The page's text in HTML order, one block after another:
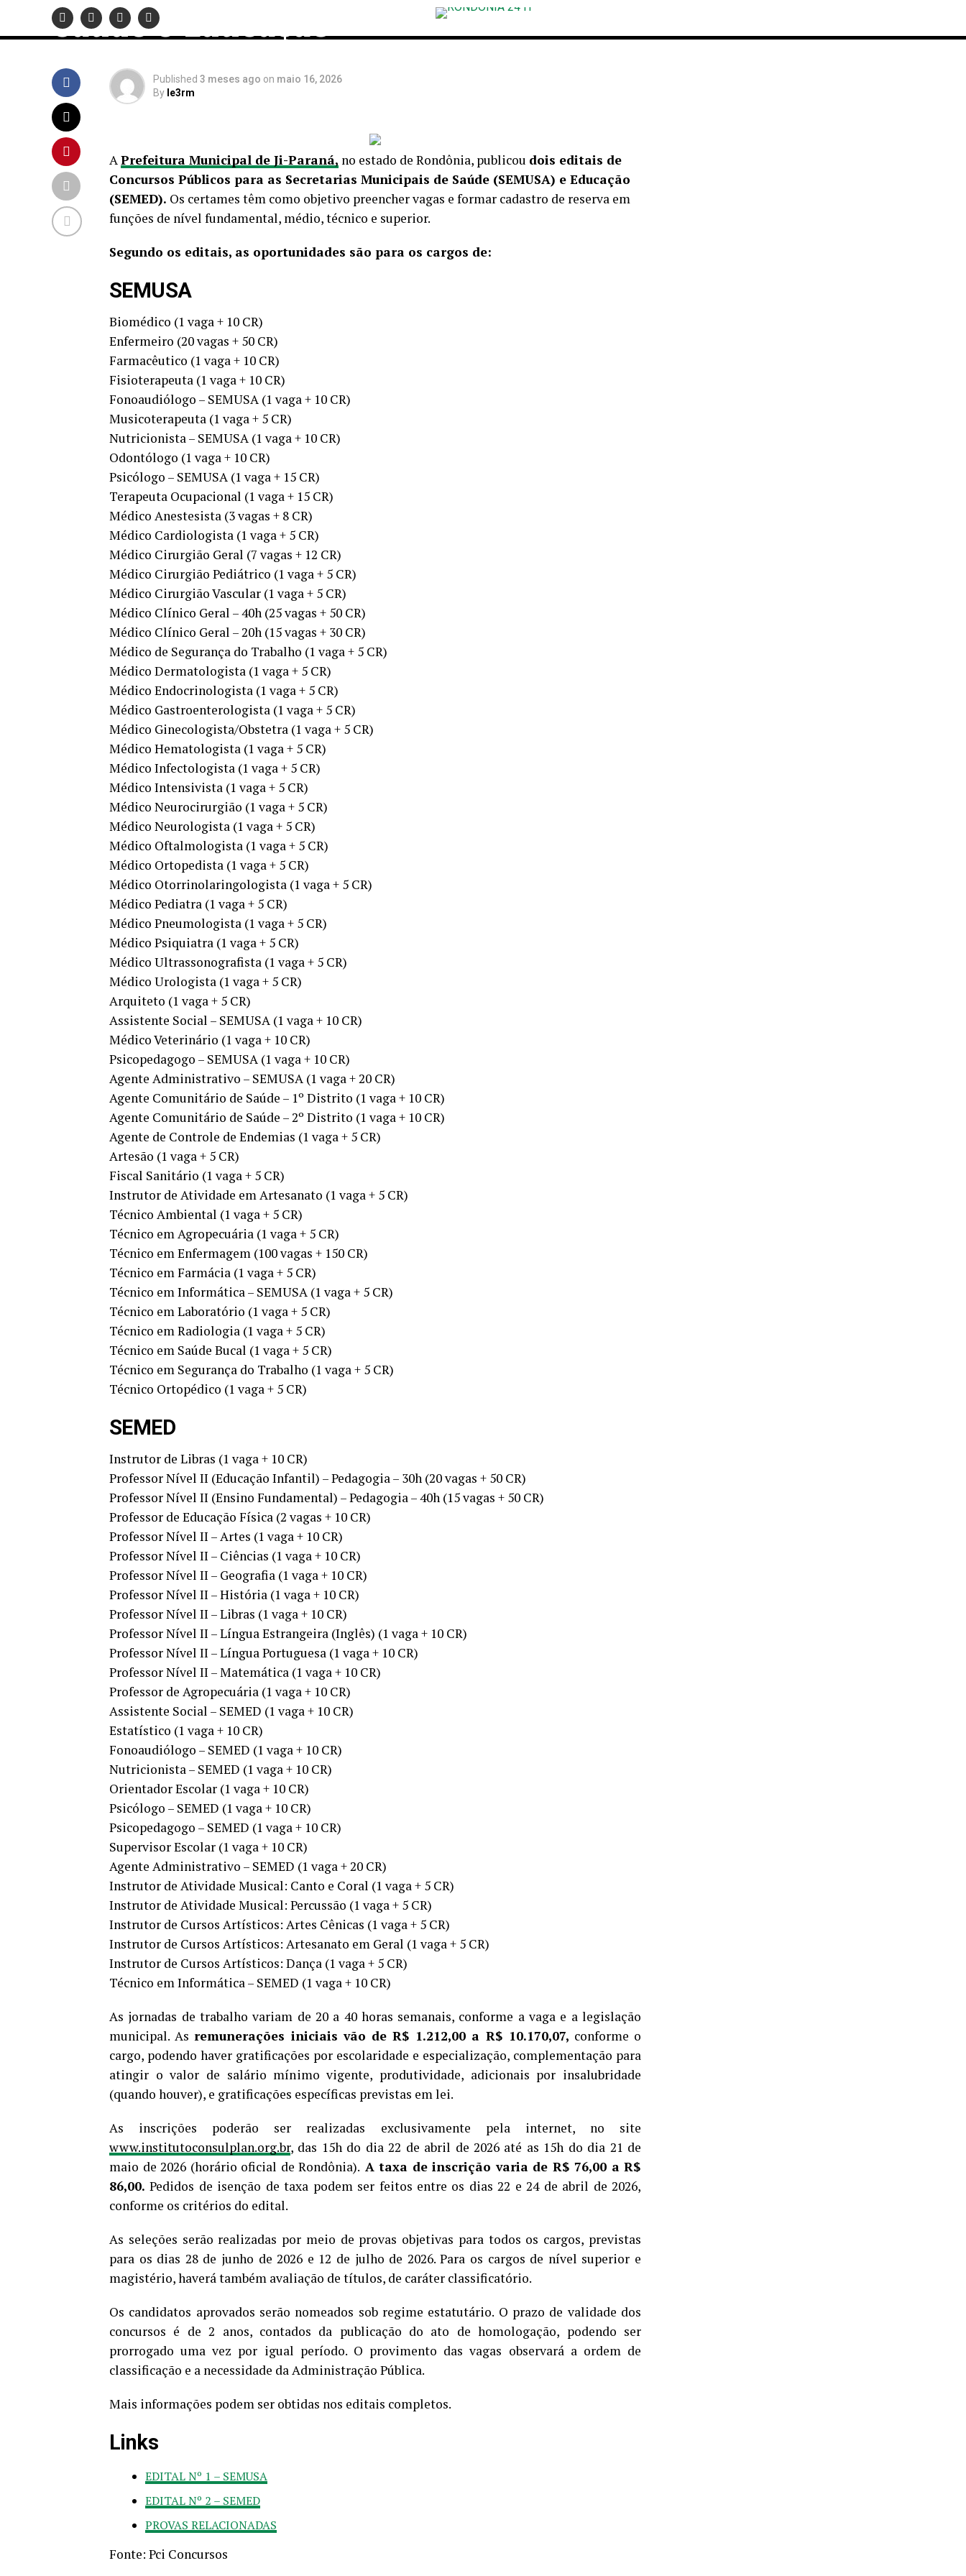
Saúde e Educação
Published 3 meses ago on maio 16, 2026
By le3rm
APrefeitura Municipal de Ji-Paraná, no estado de Rondônia, publicou dois editais de
Concursos Públicos para as Secretarias Municipais de Saúde (SEMUSA) e Educação
(SEMED). Os certames têm como objetivo preencher vagas e formar cadastro de reserva em
funções de nível fundamental, médio, técnico e superior.
Segundo os editais, as oportunidades são para os cargos de:
SEMUSA
Biomédico (1 vaga + 10 CR)
Enfermeiro (20 vagas + 50 CR)
Farmacêutico (1 vaga + 10 CR)
Fisioterapeuta (1 vaga + 10 CR)
Fonoaudiólogo – SEMUSA (1 vaga + 10 CR)
Musicoterapeuta (1 vaga + 5 CR)
Nutricionista – SEMUSA (1 vaga + 10 CR)
Odontólogo (1 vaga + 10 CR)
Psicólogo – SEMUSA (1 vaga + 15 CR)
Terapeuta Ocupacional (1 vaga + 15 CR)
Médico Anestesista (3 vagas + 8 CR)
Médico Cardiologista (1 vaga + 5 CR)
Médico Cirurgião Geral (7 vagas + 12 CR)
Médico Cirurgião Pediátrico (1 vaga + 5 CR)
Médico Cirurgião Vascular (1 vaga + 5 CR)
Médico Clínico Geral – 40h (25 vagas + 50 CR)
Médico Clínico Geral – 20h (15 vagas + 30 CR)
Médico de Segurança do Trabalho (1 vaga + 5 CR)
Médico Dermatologista (1 vaga + 5 CR)
Médico Endocrinologista (1 vaga + 5 CR)
Médico Gastroenterologista (1 vaga + 5 CR)
Médico Ginecologista/Obstetra (1 vaga + 5 CR)
Médico Hematologista (1 vaga + 5 CR)
Médico Infectologista (1 vaga + 5 CR)
Médico Intensivista (1 vaga + 5 CR)
Médico Neurocirurgião (1 vaga + 5 CR)
Médico Neurologista (1 vaga + 5 CR)
Médico Oftalmologista (1 vaga + 5 CR)
Médico Ortopedista (1 vaga + 5 CR)
Médico Otorrinolaringologista (1 vaga + 5 CR)
Médico Pediatra (1 vaga + 5 CR)
Médico Pneumologista (1 vaga + 5 CR)
Médico Psiquiatra (1 vaga + 5 CR)
Médico Ultrassonografista (1 vaga + 5 CR)
Médico Urologista (1 vaga + 5 CR)
Arquiteto (1 vaga + 5 CR)
Assistente Social – SEMUSA (1 vaga + 10 CR)
Médico Veterinário (1 vaga + 10 CR)
Psicopedagogo – SEMUSA (1 vaga + 10 CR)
Agente Administrativo – SEMUSA (1 vaga + 20 CR)
Agente Comunitário de Saúde – 1º Distrito (1 vaga + 10 CR)
Agente Comunitário de Saúde – 2º Distrito (1 vaga + 10 CR)
Agente de Controle de Endemias (1 vaga + 5 CR)
Artesão (1 vaga + 5 CR)
Fiscal Sanitário (1 vaga + 5 CR)
Instrutor de Atividade em Artesanato (1 vaga + 5 CR)
Técnico Ambiental (1 vaga + 5 CR)
Técnico em Agropecuária (1 vaga + 5 CR)
Técnico em Enfermagem (100 vagas + 150 CR)
Técnico em Farmácia (1 vaga + 5 CR)
Técnico em Informática – SEMUSA (1 vaga + 5 CR)
Técnico em Laboratório (1 vaga + 5 CR)
Técnico em Radiologia (1 vaga + 5 CR)
Técnico em Saúde Bucal (1 vaga + 5 CR)
Técnico em Segurança do Trabalho (1 vaga + 5 CR)
Técnico Ortopédico (1 vaga + 5 CR)
SEMED
Instrutor de Libras (1 vaga + 10 CR)
Professor Nível II (Educação Infantil) – Pedagogia – 30h (20 vagas + 50 CR)
Professor Nível II (Ensino Fundamental) – Pedagogia – 40h (15 vagas + 50 CR)
Professor de Educação Física (2 vagas + 10 CR)
Professor Nível II – Artes (1 vaga + 10 CR)
Professor Nível II – Ciências (1 vaga + 10 CR)
Professor Nível II – Geografia (1 vaga + 10 CR)
Professor Nível II – História (1 vaga + 10 CR)
Professor Nível II – Libras (1 vaga + 10 CR)
Professor Nível II – Língua Estrangeira (Inglês) (1 vaga + 10 CR)
Professor Nível II – Língua Portuguesa (1 vaga + 10 CR)
Professor Nível II – Matemática (1 vaga + 10 CR)
Professor de Agropecuária (1 vaga + 10 CR)
Assistente Social – SEMED (1 vaga + 10 CR)
Estatístico (1 vaga + 10 CR)
Fonoaudiólogo – SEMED (1 vaga + 10 CR)
Nutricionista – SEMED (1 vaga + 10 CR)
Orientador Escolar (1 vaga + 10 CR)
Psicólogo – SEMED (1 vaga + 10 CR)
Psicopedagogo – SEMED (1 vaga + 10 CR)
Supervisor Escolar (1 vaga + 10 CR)
Agente Administrativo – SEMED (1 vaga + 20 CR)
Instrutor de Atividade Musical: Canto e Coral (1 vaga + 5 CR)
Instrutor de Atividade Musical: Percussão (1 vaga + 5 CR)
Instrutor de Cursos Artísticos: Artes Cênicas (1 vaga + 5 CR)
Instrutor de Cursos Artísticos: Artesanato em Geral (1 vaga + 5 CR)
Instrutor de Cursos Artísticos: Dança (1 vaga + 5 CR)
Técnico em Informática – SEMED (1 vaga + 10 CR)
As jornadas de trabalho variam de 20 a 40 horas semanais, conforme a vaga e a legislação
municipal. Asremunerações iniciais vão de R$ 1.212,00 a R$ 10.170,07, conforme o
cargo, podendo haver gratificações por escolaridade e especialização, complementação para
atingir o valor de salário mínimo vigente, produtividade, adicionais por insalubridade
(quando houver), e gratificações específicas previstas em lei.
As inscrições poderão ser realizadas exclusivamente pela internet, no site
www.institutoconsulplan.org.br, das 15h do dia 22 de abril de 2026 até as 15h do dia 21 de
maio de 2026 (horário oficial de Rondônia). A taxa de inscrição varia de R$ 76,00 a R$
86,00. Pedidos de isenção de taxa podem ser feitos entre os dias 22 e 24 de abril de 2026,
conforme os critérios do edital.
As seleções serão realizadas por meio de provas objetivas para todos os cargos, previstas
para os dias 28 de junho de 2026 e 12 de julho de 2026. Para os cargos de nível superior e
magistério, haverá também avaliação de títulos, de caráter classificatório.
Os candidatos aprovados serão nomeados sob regime estatutário. O prazo de validade dos
concursos é de 2 anos, contados da publicação do ato de homologação, podendo ser
prorrogado uma vez por igual período. O provimento das vagas observará a ordem de
classificação e a necessidade da Administração Pública.
Mais informações podem ser obtidas nos editais completos.
Links
EDITAL Nº 1 – SEMUSA
EDITAL Nº 2 – SEMED
PROVAS RELACIONADAS
Fonte: Pci Concursos